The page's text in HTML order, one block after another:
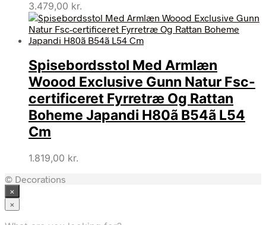
3.479,00 kr.
Spisebordsstol Med Armlæn
Woood Exclusive Gunn Natur Fsc-
certificeret Fyrretræ Og Rattan
Boheme Japandi H80ã B54ã L54
Cm
1.819,00 kr.
© Decorations
×
×